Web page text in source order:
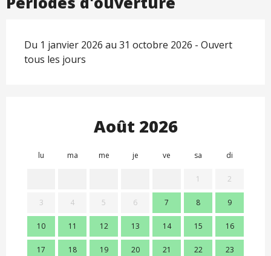
Du 1 janvier 2026 au 31 octobre 2026 - Ouvert
tous les jours
Août 2026
lu ma me je ve sa di
1 2
3 4 5 6 7 8 9
10 11 12 13 14 15 16
17 18 19 20 21 22 23